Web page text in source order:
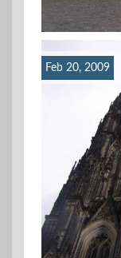
Feb 20, 2009